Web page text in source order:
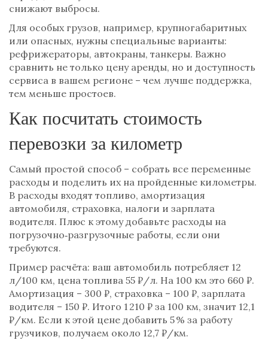
снижают выбросы.
Для особых грузов, например, крупногабаритных
или опасных, нужны специальные варианты:
рефрижераторы, автокраны, танкеры. Важно
сравнить не только цену аренды, но и доступность
сервиса в вашем регионе – чем лучше поддержка,
тем меньше простоев.
Как посчитать стоимость
перевозки за километр
Самый простой способ – собрать все переменные
расходы и поделить их на пройденные километры.
В расходы входят топливо, амортизация
автомобиля, страховка, налоги и зарплата
водителя. Плюс к этому добавьте расходы на
погрузочно‑разгрузочные работы, если они
требуются.
Пример расчёта: ваш автомобиль потребляет 12
л/100 км, цена топлива 55 ₽/л. На 100 км это 660 ₽.
Амортизация – 300 ₽, страховка – 100 ₽, зарплата
водителя – 150 ₽. Итого 1 210 ₽ за 100 км, значит 12,1
₽/км. Если к этой цене добавить 5 % за работу
грузчиков, получаем около 12,7 ₽/км.